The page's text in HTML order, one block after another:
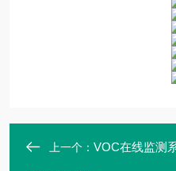
上一个： VOC在线监测系统 -